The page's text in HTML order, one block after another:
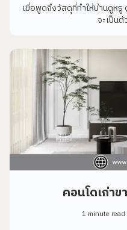
เมื่อพูดถึงวัสดุที่ทำให้บ้านดูห
จะเป็น
คอนโดเก่าข
1 minute read